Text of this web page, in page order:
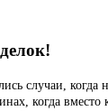
случаи,
когда вместо